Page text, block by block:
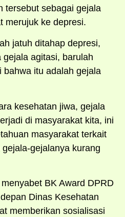
tersebut sebagai gejala
merujuk ke depresi.
jatuh ditahap depresi,
gejala agitasi, barulah
bahwa itu adalah gejala
kesehatan jiwa, gejala
di masyarakat kita, ini
masyarakat terkait
gejalanya kurang
BK Award DPRD
Dinas Kesehatan
memberikan sosialisasi